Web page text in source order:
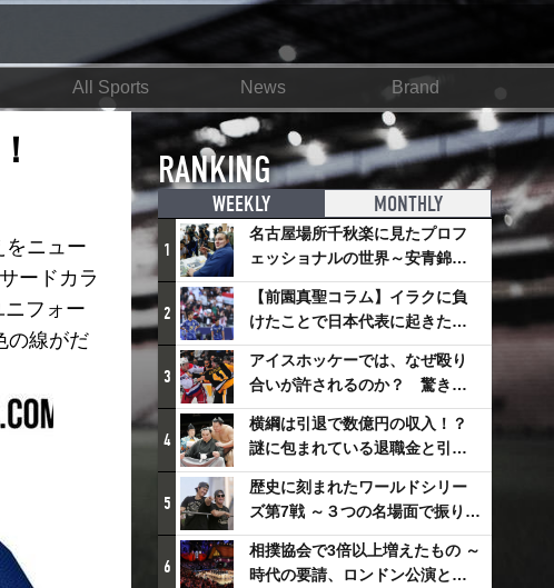
All Sports News Brand
ニュー
ードカラ
フォー
の線がだ
RANKING
WEEKLY MONTHLY
1
名古屋場所千秋楽に見たプロフ
ェッショナルの世界～安青錦の
優勝を巡るさまざまなドラマ
2
【前園真聖コラム】イラクに負
けたことで日本代表に起きたプ
ラスとは
3
アイスホッケーでは、なぜ殴り
合いが許されるのか？ 驚きの
「ファイティング」ルールにつ
いて
4
横綱は引退で数億円の収入！？
謎に包まれている退職金と引退
相撲興行
5
歴史に刻まれたワールドシリー
ズ第7戦 ～３つの名場面で振り返
る～
6
相撲協会で3倍以上増えたもの ～
時代の要請、ロンドン公演と古